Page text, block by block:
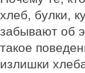
хлеб, булки,
забывают об
такое
излишки